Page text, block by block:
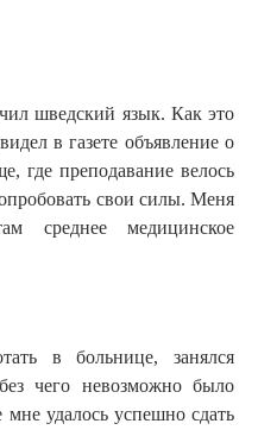
шведский язык. Как это
в газете объявление о
где преподавание велось
свои силы. Меня
среднее медицинское
в больнице, занялся
чего невозможно было
удалось успешно сдать